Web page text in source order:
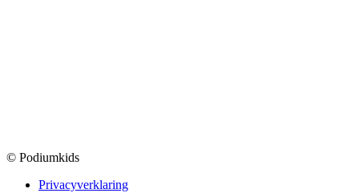
© Podiumkids
Privacyverklaring